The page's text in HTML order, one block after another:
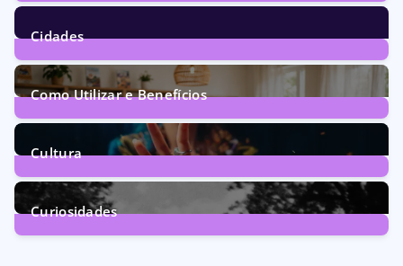
1Post
Cidades
72Posts
Como Utilizar e Benefícios
160Posts
Cultura
246Posts
Curiosidades